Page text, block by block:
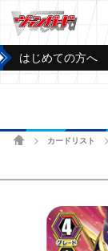
はじめての方へ
ホームカードリスト